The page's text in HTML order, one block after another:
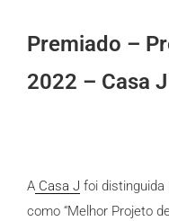
Premiado –
2022 – Casa J
A Casa J foi distinguida
como “Melhor Projeto